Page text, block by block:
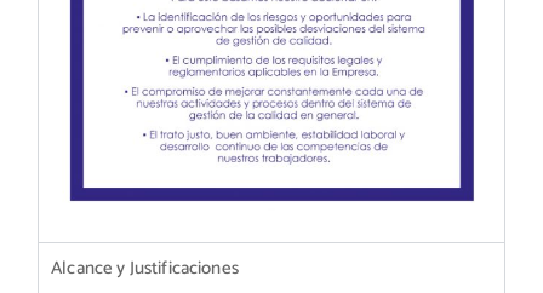
Alcance y Justificaciones